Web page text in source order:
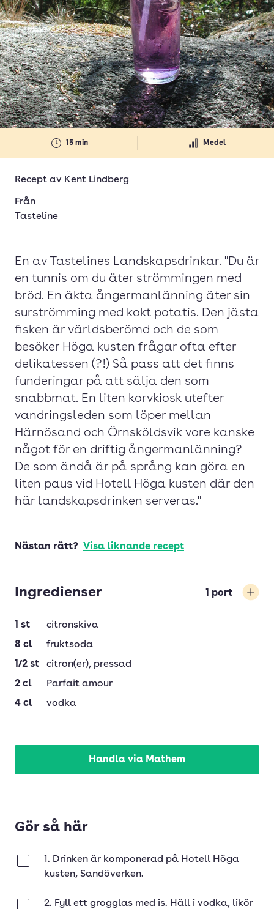
15 min Medel
Recept av Kent Lindberg
Från
Tasteline
En av Tastelines Landskapsdrinkar. "Du är
en tunnis om du äter strömmingen med
bröd. En äkta ångermanlänning äter sin
surströmming med kokt potatis. Den jästa
fisken är världsberömd och de som
besöker Höga kusten frågar ofta efter
delikatessen (?!) Så pass att det finns
funderingar på att sälja den som
snabbmat. En liten korvkiosk utefter
vandringsleden som löper mellan
Härnösand och Örnsköldsvik vore kanske
något för en driftig ångermanlänning?
De som ändå är på språng kan göra en
liten paus vid Hotell Höga kusten där den
här landskapsdrinken serveras."
Nästan rätt? Visa liknande recept
Ingredienser 1 port
1 st
citronskiva
8 cl
fruktsoda
1/2 st citron(er), pressad
2 cl
Parfait amour
4 cl vodka
Handla via Mathem
Gör så här
1. Drinken är komponerad på Hotell Höga
kusten, Sandöverken.
2. Fyll ett grogglas med is. Häll i vodka, likör